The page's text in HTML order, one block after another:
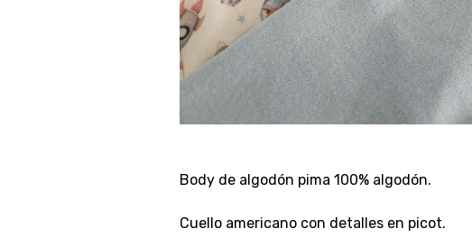
Body de algodón pima 100% algodón.
Cuello americano con detalles en picot.